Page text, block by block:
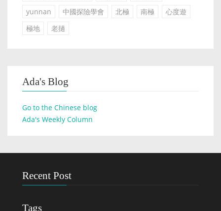
yunnan
中國探險學會 北極 南極
心度遊
極地
老撾
Ada's Blog
Go to the Chinese blog
Ada's Weekly Column
Recent Post
Tags